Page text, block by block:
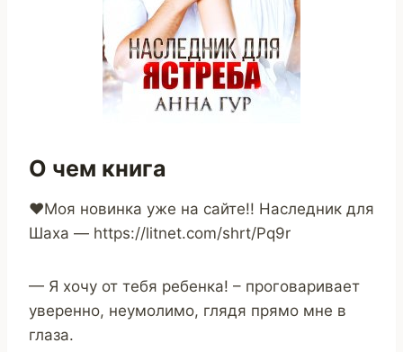
О чем книга
❤️Моя новинка уже на сайте!! Наследник для
Шаха — https://litnet.com/shrt/Pq9r
— Я хочу от тебя ребенка! – проговаривает
уверенно, неумолимо, глядя прямо мне в
глаза.